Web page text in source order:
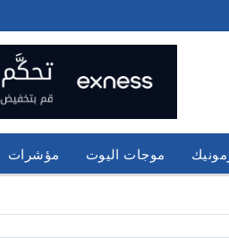
موجات اليوت مؤشرات